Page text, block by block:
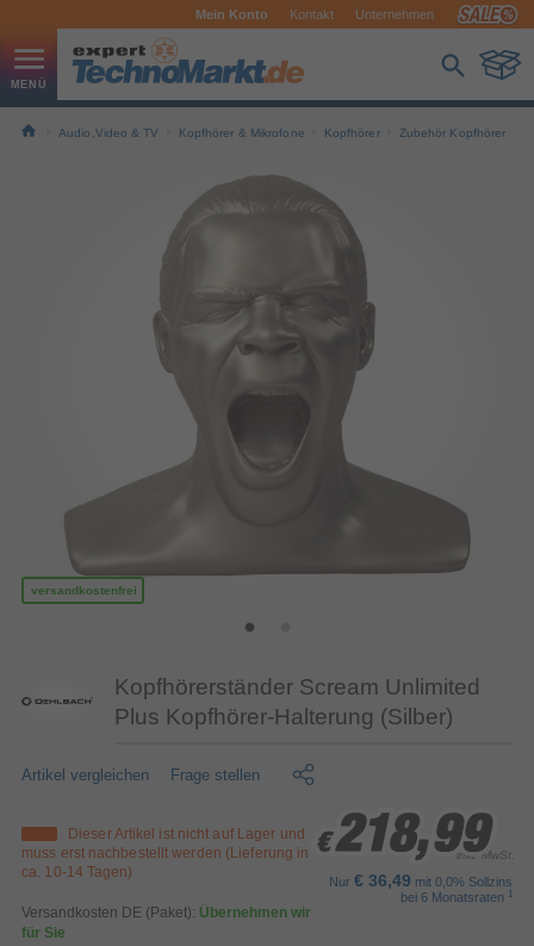
Mein Konto Kontakt Unternehmen
Audio,Video & TV Kopfhörer & Mikrofone Kopfhörer Zubehör Kopfhörer
versandkostenfrei
Kopfhörerständer Scream Unlimited
Plus Kopfhörer-Halterung (Silber)
Artikel vergleichen Frage stellen
Dieser Artikel ist nicht auf Lager und
muss erst nachbestellt werden (Lieferung in
ca. 10-14 Tagen)
Versandkosten DE (Paket): Übernehmen wir
für Sie
€ 218,99
€ 218,99
€ 218,99
inkl. MwSt.
Nur € 36,49 mit 0,0% Sollzins
bei 6 Monatsraten 1